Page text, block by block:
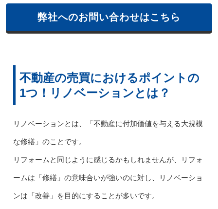
弊社へのお問い合わせはこちら
不動産の売買におけるポイントの
1つ！リノベーションとは？
リノベーションとは、「不動産に付加価値を与える大規模
な修繕」のことです。
リフォームと同じように感じるかもしれませんが、リフォ
ームは「修繕」の意味合いが強いのに対し、リノベーショ
ンは「改善」を目的にすることが多いです。